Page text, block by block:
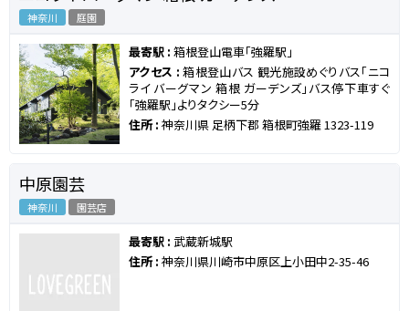
神奈川 庭園
最寄駅 : 箱根登山電車「強羅駅」
アクセス :箱根登山バス 観光施設めぐりバス「ニコ
ライ バーグマン 箱根 ガーデンズ」バス停下車すぐ
「強羅駅」よりタクシー5分
住所 : 神奈川県 足柄下郡 箱根町強羅 1323-119
中原園芸
神奈川 園芸店
最寄駅 : 武蔵新城駅
住所 : 神奈川県川崎市中原区上小田中2-35-46